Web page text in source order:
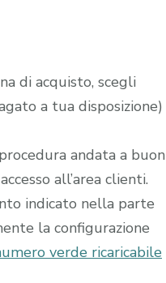
di acquisto, scegli
a tua disposizione)
andata a buon
all’area clienti.
indicato nella parte
la configurazione
verde ricaricabile